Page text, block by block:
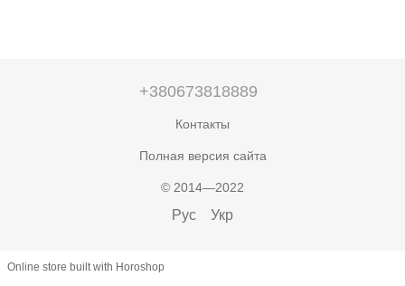
+380673818889
Контакты
Полная версия сайта
© 2014—2022
Рус Укр
Online store built with Horoshop